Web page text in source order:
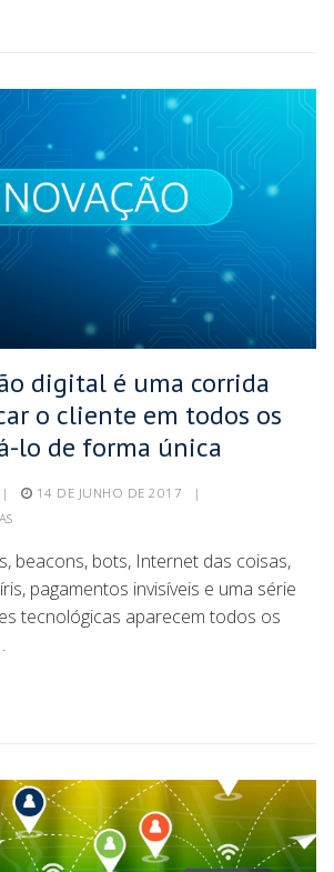
digital é uma corrida
o cliente em todos os
lo de forma única
| 14 DE JUNHO DE 2017
|
beacons, bots, Internet das coisas,
pagamentos invisíveis e uma série
tecnológicas aparecem todos os